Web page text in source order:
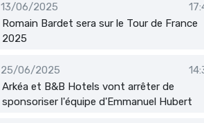
13/06/2025
Romain Bardet sera sur le Tour de France
2025
25/06/2025
Arkéa et B&B Hotels vont arrêter de
sponsoriser l'équipe d'Emmanuel Hubert